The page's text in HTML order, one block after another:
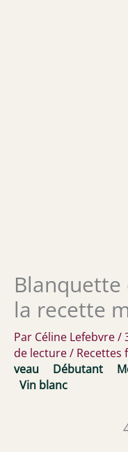
Blanquette
la recette
Par Céline Lefebvre/
de lecture/ Recettes
veau
Débutant
Vin blanc